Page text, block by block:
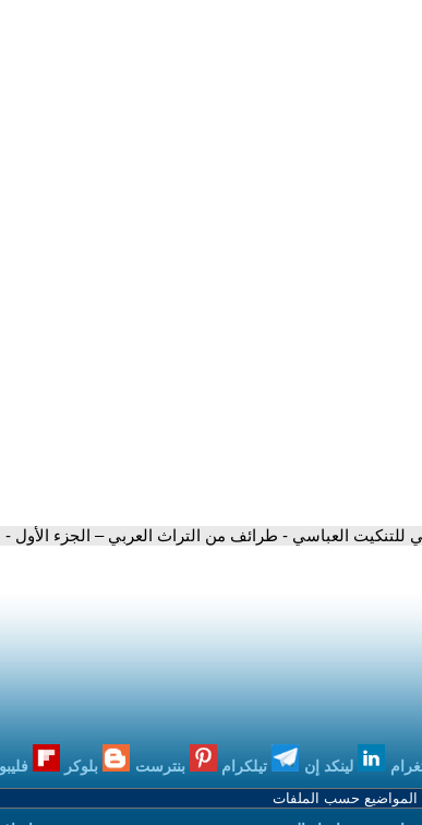
للتنكيت العباسي - طرائف من التراث العربي – الجزء الأول -
لينكد إن تيلكرام بنترست بلوكر